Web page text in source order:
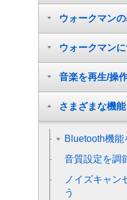
ウォークマン
ウォークマン
音楽を再生/操
さまざまな機
Bluetooth機能
音質設定を調
ノイズキャン
う